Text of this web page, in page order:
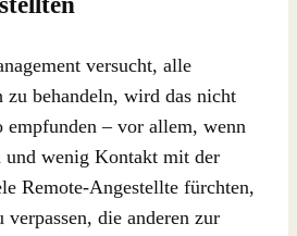
versucht, alle
zu behandeln, wird das nicht
empfunden – vor allem, wenn
und wenig Kontakt mit der
Remote-Angestellte fürchten,
verpassen, die anderen zur